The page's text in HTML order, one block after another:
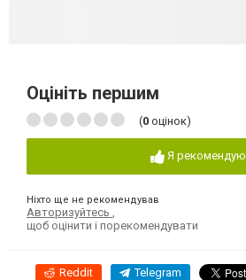
Оцініть першим
(0 оцінок)
Я рекомендую
Ніхто ще не рекомендував
Авторизуйтесь
щоб оцінити і порекомендувати
Reddit Telegram